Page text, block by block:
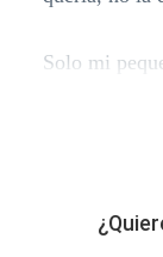
Solo mi